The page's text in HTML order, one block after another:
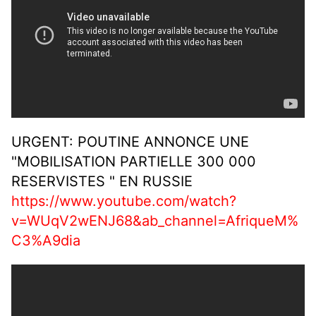
URGENT: POUTINE ANNONCE UNE
"MOBILISATION PARTIELLE 300 000
RESERVISTES " EN RUSSIE
https://www.youtube.com/watch?
v=WUqV2wENJ68&ab_channel=AfriqueM%
C3%A9dia